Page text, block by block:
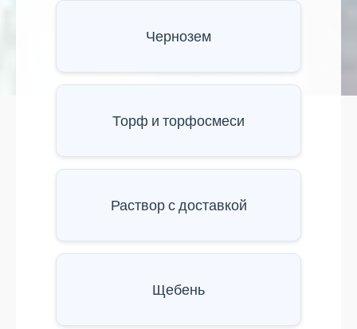
Чернозем
Торф и торфосмеси
Раствор с доставкой
Щебень